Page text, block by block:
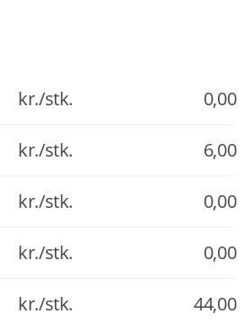
kr./stk. 0,00
kr./stk. 6,00
kr./stk. 0,00
kr./stk. 0,00
kr./stk. 44,00